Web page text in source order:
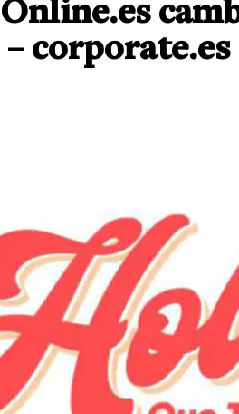
– corporate.es